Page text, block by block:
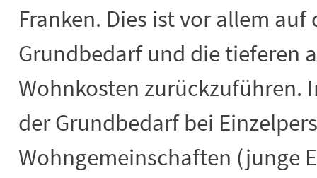
Franken. Dies ist vor allem
Grundbedarf und die tieferen
Wohnkosten zurückzuführen.
der Grundbedarf bei
Wohngemeinschaften (junge